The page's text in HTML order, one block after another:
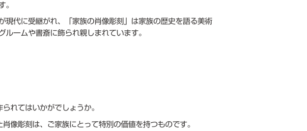
。
現代に受継がれ、「家族の肖像彫刻」は家族の歴史を語る美術
ルームや書斎に飾られ親しまれています。
れてはいかがでしょうか。
像彫刻は、ご家族にとって特別の価値を持つものです。